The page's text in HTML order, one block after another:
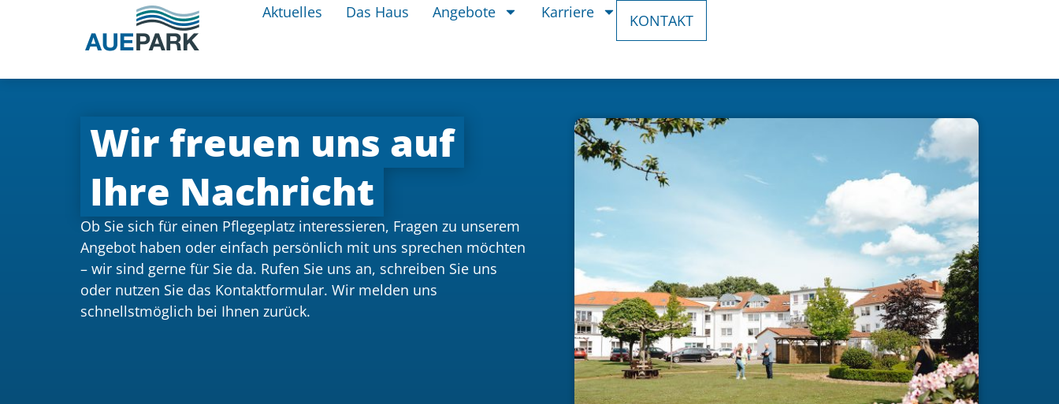
Aktuelles Das Haus Angebote Karriere KONTAKT
Wir freuen uns auf
Ihre Nachricht
Ob Sie sich für einen Pflegeplatz interessieren, Fragen zu unserem
Angebot haben oder einfach persönlich mit uns sprechen möchten
– wir sind gerne für Sie da. Rufen Sie uns an, schreiben Sie uns
oder nutzen Sie das Kontaktformular. Wir melden uns
schnellstmöglich bei Ihnen zurück.